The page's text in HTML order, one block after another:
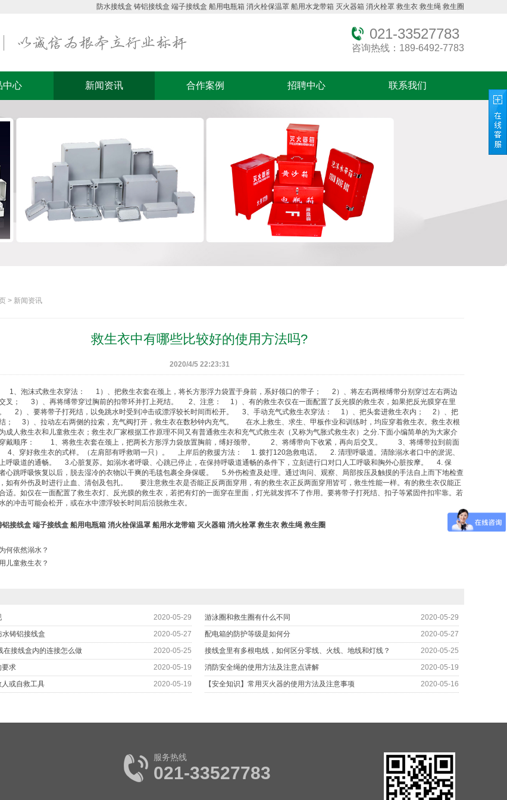
防水接线盒 铸铝接线盒 端子接线盒 船用电瓶箱 消火栓保温罩 船用水龙带箱 灭火器箱 消火栓罩 救生衣 救生绳 救生圈
021-33527783
咨询热线：189-6492-7783
中心 新闻资讯 合作案例 招聘中心 联系我们
> 新闻资讯
救生衣中有哪些比较好的使用方法吗?
2020/4/5 22:23:31
1、泡沫式救生衣穿法： 1）、把救生衣套在颈上，将长方形浮力袋置于身前，系好领口的带子； 2）、将左右两根缚带分别穿过左右两边
交叉； 3）、再将缚带穿过胸前的扣带环并打上死结。 2、注意： 1）、有的救生衣仅在一面配置了反光膜的救生衣 ，如果把反光膜穿在里
2）、要将带子打死结，以免跳水时受到冲击或漂浮较长时间而松开。 3、手动充气式救生衣穿法： 1）、把头套进救生衣内； 2）、把
； 3）、拉动左右两侧的拉索，充气阀打开， 救生衣在数秒钟内充气。 在水上救生、求生、甲板作业和训练时，均应穿着救生衣。 救生衣根
成人 救生衣和儿童救生衣 ； 救生衣厂家根据工作原理不同又有普通救生衣和充气式救生衣 （又称为气胀式救生衣）之分.下面小编简单的为大家介
穿戴顺序： 1、将救生衣套在颈上，把两长方形浮力袋放置胸前，缚好颈带。 2、将缚带向下收紧，再向后交叉。 3、将缚带拉到前面
4、穿好救生衣的式样。（左肩部有呼救哨一只）。 上岸后的救援方法： 1. 拨打120急救电话。 2. 清理呼吸道。清除溺水者口中的淤泥、
呼吸道的通畅。 3.心脏复苏。如溺水者呼吸、心跳已停止，在保持呼吸道通畅的条件下，立刻进行口对口人工呼吸和胸外心脏按摩。 4. 保
心跳呼吸恢复以后，脱去湿冷的衣物以干爽的毛毯包裹全身保暖。 5.外伤检查及处理。通过询问、观察、局部按压及触摸的手法自上而下地检查
如有外伤及时进行止血、清创及包扎。 要注意救生衣是否能正反两面穿用，有的救生衣正反两面穿用皆可，救生性能一样。有的救生衣仅能正
适。如仅在一面配置了救生衣灯、反光膜的救生衣 ，若把有灯的一面穿在里面，灯光就发挥不了作用。要将带子打死结、扣子等紧固件扣牢靠。若
的冲击可能会松开，或在水中漂浮较长时间后沿脱救生衣。
铝接线盒 端子接线盒 船用电瓶箱 消火栓保温罩 船用水龙带箱 灭火器箱 消火栓罩 救生衣 救生绳 救生圈
何依然溺水？
儿童救生衣？
2020-05-29 2020-05-29
游泳圈和救生圈有什么不同
2020-05-27
铸铝接线盒 2020-05-27
配电箱的防护等级是如何分
2020-05-25
在接线盒内的连接怎么做 2020-05-25
接线盒里有多根电线，如何区分零线、火线、地线和灯线？
2020-05-19
要求 2020-05-19
消防安全绳的使用方法及注意点讲解
2020-05-19
或自救工具 2020-05-16
【安全知识】常用灭火器的使用方法及注意事项
服务热线
021-33527783